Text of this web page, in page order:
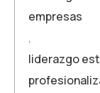
empresas
,
liderazgo